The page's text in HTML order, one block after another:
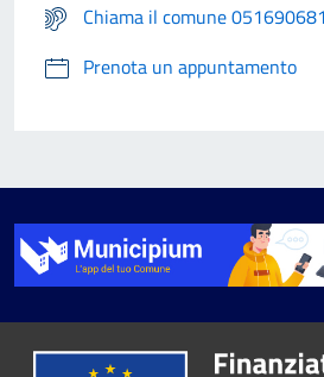
Chiama il comune
Prenota un appuntamento